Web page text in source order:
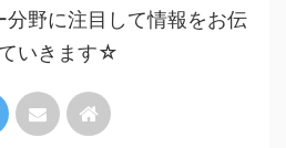
分野に注目して情報をお伝
いきます☆